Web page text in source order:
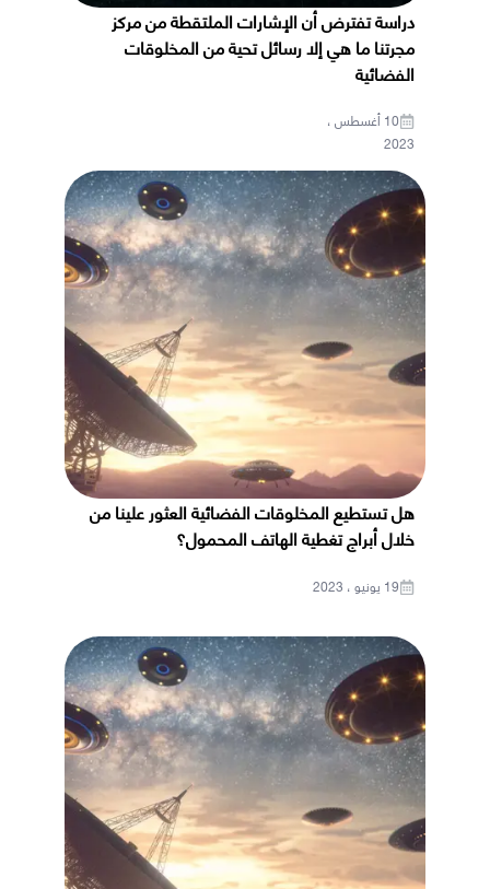
دراسة تفترض أن الإشارات الملتقطة من مركز
مجرتنا ما هي إلا رسائل تحية من المخلوقات
الفضائية
10 أغسطس ،
2023
هل تستطيع المخلوقات الفضائية العثور علينا من
خلال أبراج تغطية الهاتف المحمول؟
19 يونيو ، 2023